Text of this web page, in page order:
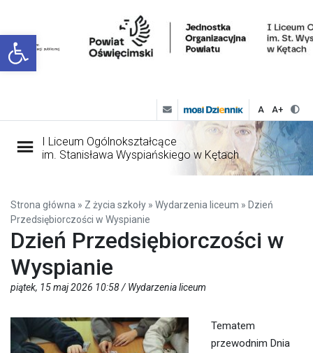
Open toolbar
A A+
I Liceum Ogólnokształcące
im. Stanisława Wyspiańskiego w Kętach
Strona główna » Z życia szkoły » Wydarzenia liceum » Dzień
Przedsiębiorczości w Wyspianie
Dzień Przedsiębiorczości w
Wyspianie
piątek, 15 maj 2026 10:58 / Wydarzenia liceum
Tematem
przewodnim Dnia